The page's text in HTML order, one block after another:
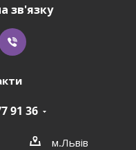
зв'язку
91 36
м.Львів